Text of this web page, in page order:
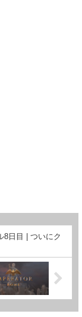
8日目 | ついにク